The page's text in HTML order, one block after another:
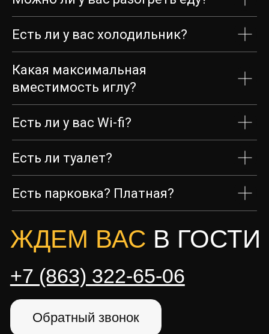
Есть ли у вас холодильник?
Какая максимальная
вместимость иглу?
Есть ли у вас Wi-fi?
Есть ли туалет?
Есть парковка? Платная?
Фото
Акции
Цены
Мероприятия
Контакты
Меню
ИП Самусенко А.С. ИНН
972900157430 ©2022-2025 Иглубар
+7 863 322-65-06